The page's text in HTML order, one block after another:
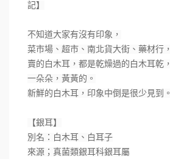
記】
不知道大家有沒有印象，
菜市場、超市、南北貨大街、藥材行，
賣的白木耳，都是乾燥過的白木耳乾，
一朵朵，黃黃的。
新鮮的白木耳，印象中倒是很少見到。
【銀耳】
別名：白木耳、白耳子
來源；真菌類銀耳科銀耳屬